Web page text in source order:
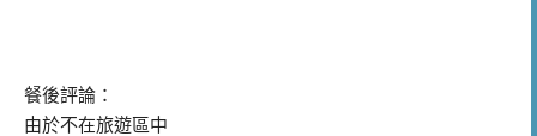
餐後評論：
由於不在旅遊區中